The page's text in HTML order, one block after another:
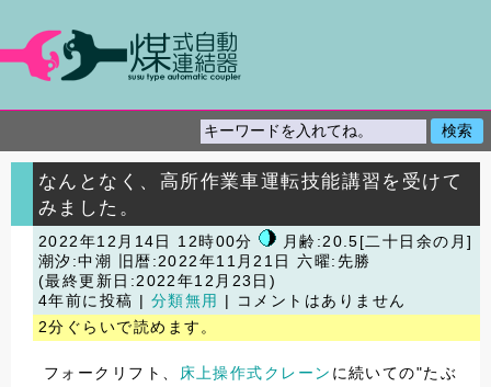
なんとなく、高所作業車運転技能講習を受けて
みました。
2022年12月14日 12時00分
月齢:20.5[二十日余の月]
潮汐:中潮
旧暦:2022年11月21日 六曜:先勝
(最終更新日:2022年12月23日)
4年前に投稿 | 分類無用
| コメントはありません
2分ぐらいで読めます。
フォークリフト、 床上操作式クレーン に続いての"たぶ